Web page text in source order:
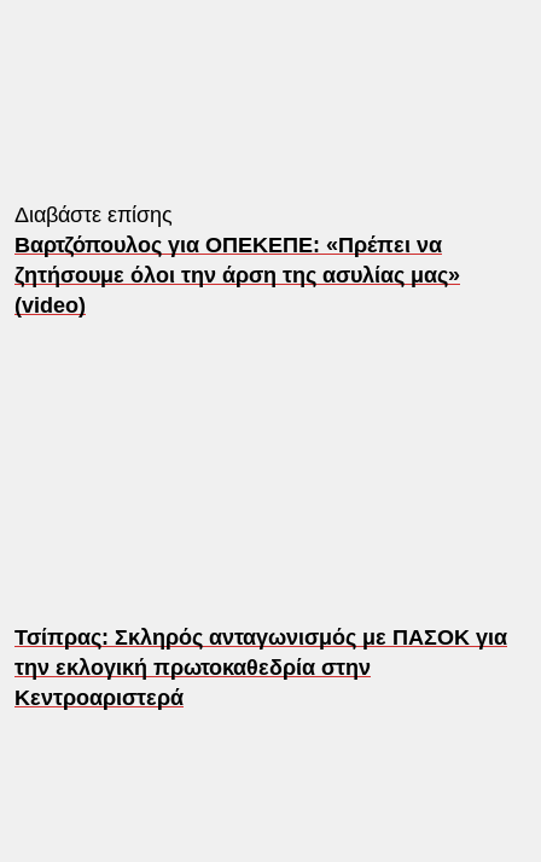
Διαβάστε επίσης
Βαρτζόπουλος για ΟΠΕΚΕΠΕ: «Πρέπει να
ζητήσουμε όλοι την άρση της ασυλίας μας»
(video)
Τσίπρας: Σκληρός ανταγωνισμός με ΠΑΣΟΚ για
την εκλογική πρωτοκαθεδρία στην
Κεντροαριστερά